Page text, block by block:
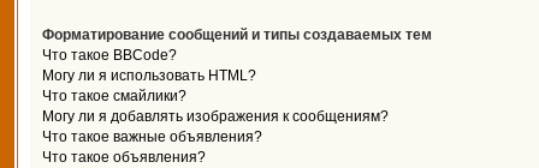
Форматирование сообщений и типы создаваемых тем
Что такое BBCode?
Могу ли я использовать HTML?
Что такое смайлики?
Могу ли я добавлять изображения к сообщениям?
Что такое важные объявления?
Что такое объявления?